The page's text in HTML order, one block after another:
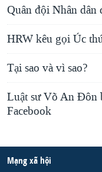
Quân đội Nhân dân
HRW kêu gọi Úc
Tại sao và vì sao?
Luật sư Võ An Đôn
Facebook
Mạng xã hội